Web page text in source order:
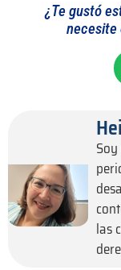
¿Te gustó
necesite
las